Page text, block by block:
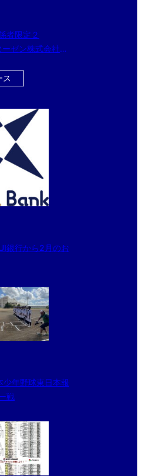
者限定２
ゼン株式会社よ
ス
銀行から2月のお
少年野球東日本報
戦